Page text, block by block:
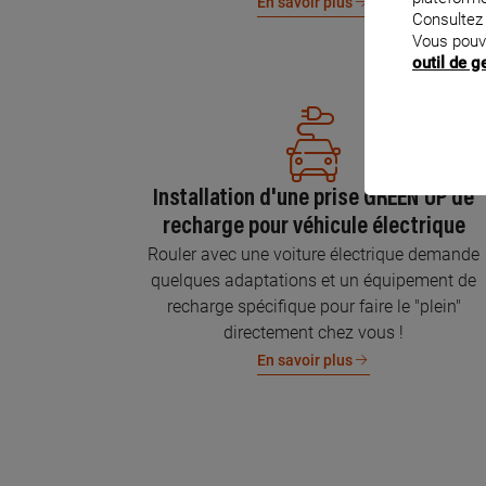
Installation d'une prise GREEN'UP de
recharge pour véhicule électrique
Rouler avec une voiture électrique demande
quelques adaptations et un équipement de
recharge spécifique pour faire le "plein"
directement chez vous !
En savoir plus
Vous
outil de